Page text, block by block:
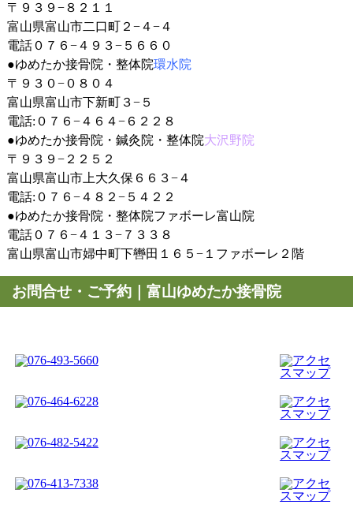
〒９３９−８２１１
富山県富山市二口町２−４−４
電話０７６−４９３−５６６０
●ゆめたか接骨院・整体院環水院
〒９３０−０８０４
富山県富山市下新町３−５
電話:０７６−４６４−６２２８
●ゆめたか接骨院・鍼灸院・整体院大沢野院
〒９３９−２２５２
富山県富山市上大久保６６３−４
電話:０７６−４８２−５４２２
●ゆめたか接骨院・整体院ファボーレ富山院
電話０７６−４１３−７３３８
富山県富山市婦中町下轡田１６５−１ファボーレ２階
お問合せ・ご予約｜富山ゆめたか接骨院